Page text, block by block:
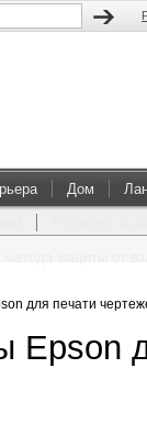
Дом
для печати
Epson